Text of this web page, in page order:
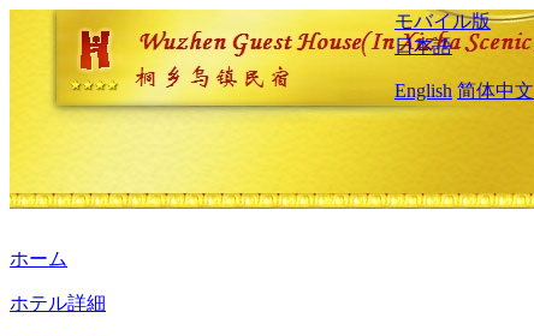
モバイル版
日本語
English 简体中文
ホーム
ホテル詳細